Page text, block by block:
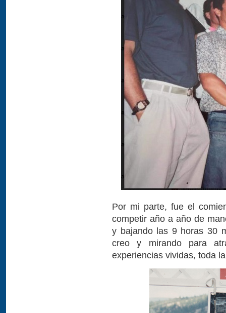
Por mi parte, fue el
competir año a año de
y bajando las 9 horas 30
creo y mirando para
experiencias vividas, toda